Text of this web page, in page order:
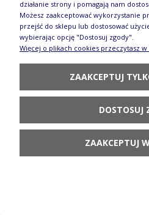
Brytfanna do zapiekania V
GU1156DEKDU182
działanie strony i pomagają nam
Możesz zaakceptować wykorzystanie
przejść do sklepu lub dostosować
wybierając opcję "Dostosuj zgody".
Więcej o plikach cookies przeczytasz
ZAAKCEPTUJ
DOSTOSUJ
ZAAKCEPTUJ